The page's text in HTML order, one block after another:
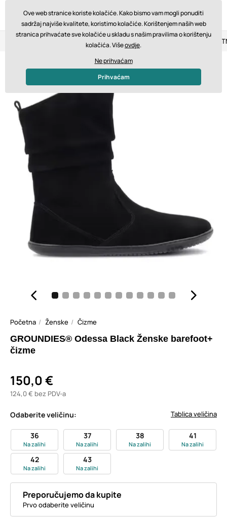
Povrat u roku od 14 dana Brza dostava od 200 €
Početna Ženske Čizme
GROUNDIES® Odessa Black Ženske barefoot+
čizme
150,0 €
124,0 € bez PDV-a
Tablica veličina
Odaberite veličinu:
36
Na zalihi
37
Na zalihi
38
Na zalihi
41
Na zalihi
42
Na zalihi
43
Na zalihi
Preporučujemo da kupite
Prvo odaberite veličinu
Ove web stranice koriste kolačiće. Kako bismo vam mogli ponuditi
sadržaj najviše kvalitete, koristimo kolačiće. Korištenjem naših web
stranica prihvaćate sve kolačiće u skladu s našim pravilima o korištenju
kolačića. Višeovdje.
Ne prihvaćam
Prihvaćam